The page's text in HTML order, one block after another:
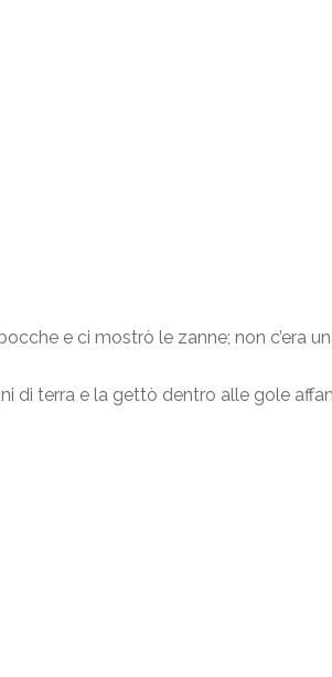
e ci mostrò le zanne; non c’era
di terra e la gettò dentro alle gole